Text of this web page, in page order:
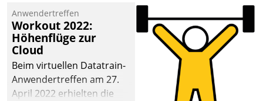
Mammutprojekte
meistern und Workloads
wuppen – bei zunehmend
anspruchsvollen
Aufgaben und
abnehmendem
Anwendertreffen
Workout 2022:
Höhenflüge zur
Cloud
Beim virtuellen Datatrain-
Anwendertreffen am 27.
April 2022 erhielten die